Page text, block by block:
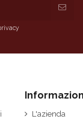
L'azienda